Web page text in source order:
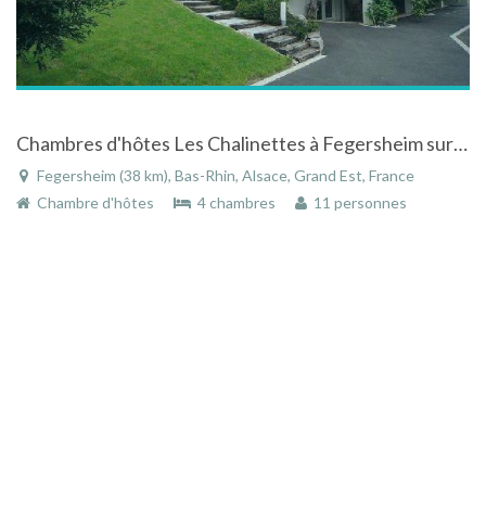
Chambres d'hôtes Les Chalinettes à Fegersheim sur la route des vins à 12 km de Strasbourg
Fegersheim (38 km), Bas-Rhin, Alsace, Grand Est, France
Chambre d'hôtes
4 chambres 11 personnes